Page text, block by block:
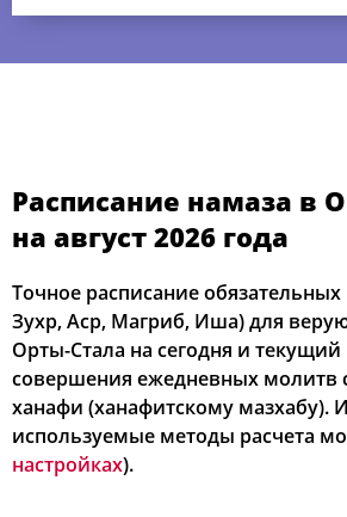
Расписание намаза в
на август 2026 года
Точное расписание
Зухр, Аср, Магриб, Иша) для
Орты-Стала на сегодня и
совершения ежедневных молитв
ханафи (ханафитскому мазхабу).
используемые методы расчета
настройках).